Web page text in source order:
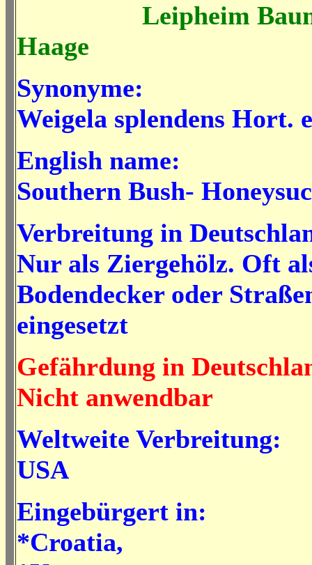
Leipheim
Haage
Synonyme:
Weigela splendens Hort.
English name:
Southern Bush-
Verbreitung in
Nur als Ziergehölz. Oft
Bodendecker oder
eingesetzt
Gefährdung in
Nicht anwendbar
Weltweite Verbreitung:
USA
Eingebürgert in:
*Croatia,